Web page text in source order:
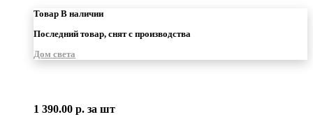
Товар В наличии
Последний товар, снят с производства
Дом света
1 390.00 р. за шт